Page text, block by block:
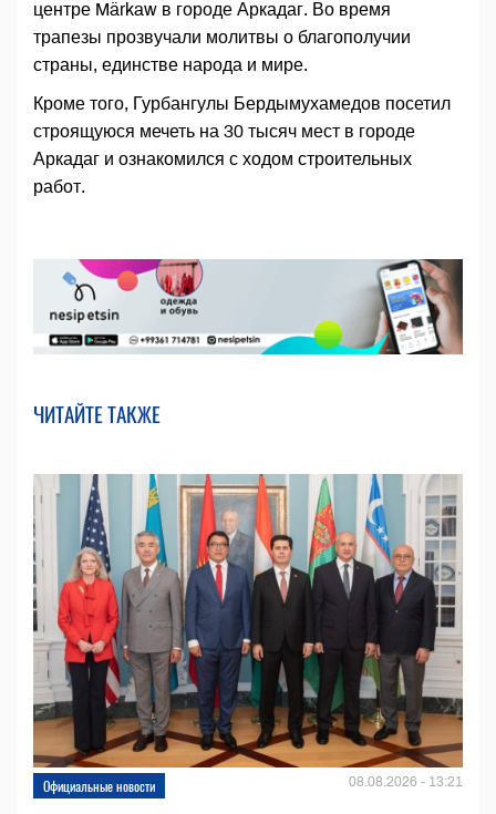
центре Märkaw в городе Аркадаг. Во время
трапезы прозвучали молитвы о благополучии
страны, единстве народа и мире.
Кроме того, Гурбангулы Бердымухамедов посетил
строящуюся мечеть на 30 тысяч мест в городе
Аркадаг и ознакомился с ходом строительных
работ.
ЧИТАЙТЕ ТАКЖЕ
Официальные новости 08.08.2026 - 13:21